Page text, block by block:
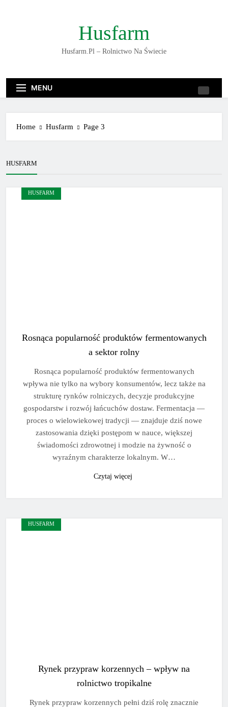
Husfarm
Husfarm.pl – Rolnictwo Na Świecie
MENU
Home Husfarm Page 3
HUSFARM
HUSFARM
Rosnąca popularność produktów fermentowanych
a sektor rolny
Rosnąca popularność produktów fermentowanych
wpływa nie tylko na wybory konsumentów, lecz także na
strukturę rynków rolniczych, decyzje produkcyjne
gospodarstw i rozwój łańcuchów dostaw. Fermentacja —
proces o wielowiekowej tradycji — znajduje dziś nowe
zastosowania dzięki postępom w nauce, większej
świadomości zdrowotnej i modzie na żywność o
wyraźnym charakterze lokalnym. W…
Czytaj więcej
HUSFARM
Rynek przypraw korzennych – wpływ na
rolnictwo tropikalne
Rynek przypraw korzennych pełni dziś rolę znacznie